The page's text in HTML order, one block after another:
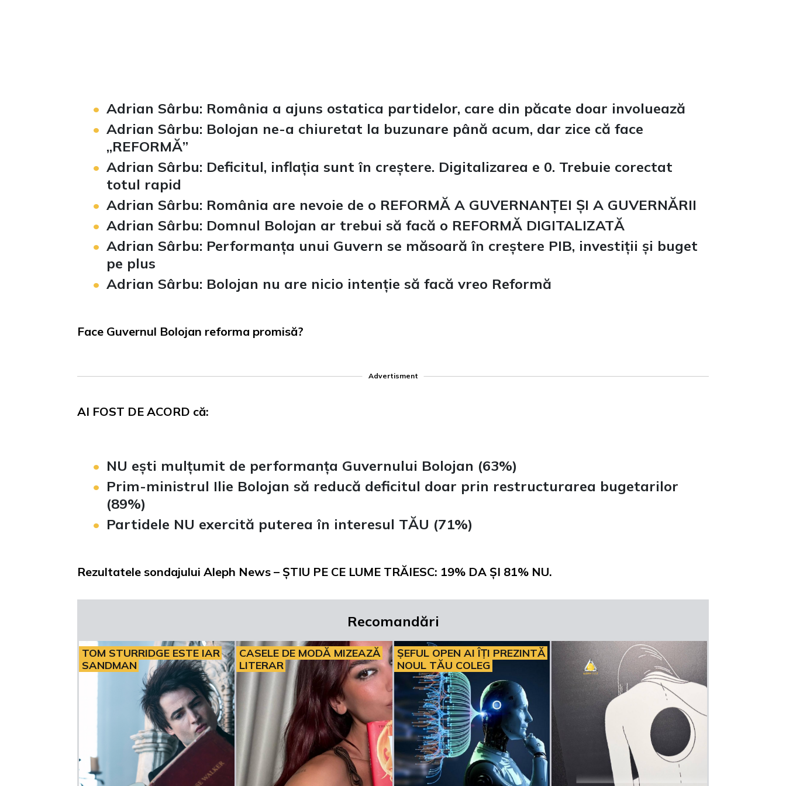
Adrian Sârbu: România a ajuns ostatica partidelor, care din păcate doar involuează
Adrian Sârbu: Bolojan ne-a chiuretat la buzunare până acum, dar zice că face
„REFORMĂ”
Adrian Sârbu: Deficitul, inflația sunt în creștere. Digitalizarea e 0. Trebuie corectat
totul rapid
Adrian Sârbu: România are nevoie de o REFORMĂ A GUVERNANȚEI ȘI A GUVERNĂRII
Adrian Sârbu: Domnul Bolojan ar trebui să facă o REFORMĂ DIGITALIZATĂ
Adrian Sârbu: Performanța unui Guvern se măsoară în creștere PIB, investiții și buget
pe plus
Adrian Sârbu: Bolojan nu are nicio intenție să facă vreo Reformă
Face Guvernul Bolojan reforma promisă?
Advertisment
AI FOST DE ACORD că:
NU ești mulțumit de performanța Guvernului Bolojan (63%)
Prim-ministrul Ilie Bolojan să reducă deficitul doar prin restructurarea bugetarilor
(89%)
Partidele NU exercită puterea în interesul TĂU (71%)
Rezultatele sondajului Aleph News – ȘTIU PE CE LUME TRĂIESC: 19% DA ȘI 81% NU.
Recomandări
TOM STURRIDGE ESTE IAR
SANDMAN
CASELE DE MODĂ MIZEAZĂ
LITERAR
ȘEFUL OPEN AI ÎȚI PREZINTĂ
NOUL TĂU COLEG